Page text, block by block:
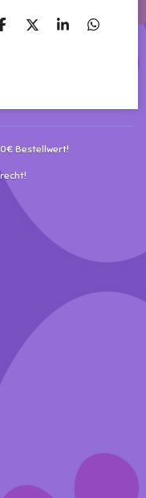
T
T
T
T
Bestellwert!